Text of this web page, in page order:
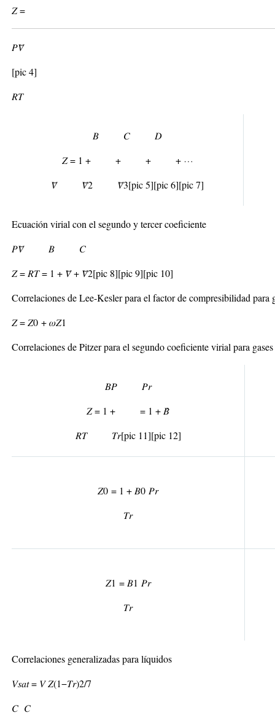
𝑍 =
𝑃𝑉̅
[pic 4]
𝑅𝑇
𝐵 𝐶 𝐷
𝑍 = 1 + + + + ⋯
𝑉̅ 𝑉̅2 𝑉̅3[pic 5][pic 6][pic 7]
Ecuación virial con el segundo y tercer coeficiente
𝑃𝑉̅ 𝐵 𝐶
𝑍 = 𝑅𝑇= 1 + 𝑉̅+ 𝑉̅2[pic 8][pic 9][pic 10]
Correlaciones de Lee-Kesler para el factor de compresibilidad para
𝑍 = 𝑍0 + 𝜔𝑍1
Correlaciones de Pitzer para el segundo coeficiente virial para gases
𝐵𝑃 𝑃𝑟
𝑍 = 1 + = 1 + 𝐵̂
𝑅𝑇 𝑇𝑟[pic 11][pic 12]
𝑍0 = 1 + 𝐵0 𝑃𝑟
𝑇𝑟
𝑍1 = 𝐵1 𝑃𝑟
𝑇𝑟
Correlaciones generalizadas para líquidos
𝑉𝑠𝑎𝑡= 𝑉 𝑍(1−𝑇𝑟)2/7
𝐶 𝐶